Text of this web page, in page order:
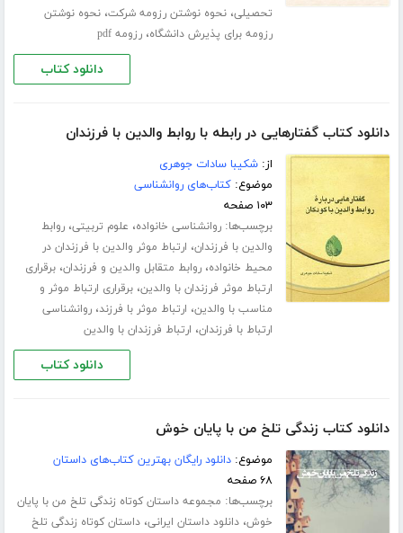
تحصیلی،نحوه نوشتن رزومه شرکت،نحوه نوشتن
رزومه برای پذیرش دانشگاه،رزومه pdf
دانلود کتاب
دانلود کتاب گفتارهایی در رابطه با روابط والدین با فرزندان
از:شکیبا سادات جوهری
موضوع:کتاب‌های روانشناسی
۱۰۳ صفحه
برچسب‌ها:روانشناسی خانواده، علوم تربیتی،روابط
والدین با فرزندان، ارتباط موثر والدین با فرزندان در
محیط خانواده،روابط متقابل والدین و فرزندان،برقراری
ارتباط موثر فرزندان با والدین،برقراری ارتباط موثر و
مناسب با والدین، ارتباط موثر با فرزند،روانشناسی
ارتباط با فرزندان، ارتباط فرزندان با والدین
دانلود کتاب
دانلود کتاب زندگی تلخ من با پایان خوش
موضوع:دانلود رایگان بهترین کتاب‌های داستان
۶۸ صفحه
برچسب‌ها: مجموعه داستان کوتاه زندگی تلخ من با پایان
خوش،دانلود داستان ایرانی،داستان کوتاه زندگی تلخ